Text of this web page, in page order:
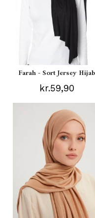
Farah - Sort Jersey Hijab
kr.59,90